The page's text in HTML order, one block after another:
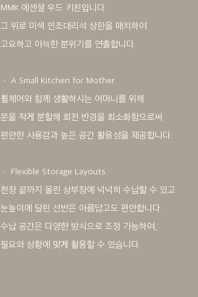
MMK 에센셜 우드 키친입니다.
그 위로 미색 인조대리석 상판을 매치하여
고요하고 아늑한 분위기를 연출합니다.
ㆍ A Small Kitchen for Mother
휠체어와 함께 생활하시는 어머니를 위해
문을 작게 분할해 회전 반경을 최소화함으로써
편안한 사용감과 높은 공간 활용성을 제공합니다.
ㆍ Flexible Storage Layouts
천장 끝까지 올린 상부장에 넉넉히 수납할 수 있고
눈높이에 달린 선반은 아름답고도 편안합니다.
수납 공간은 다양한 방식으로 조정 가능하여,
필요와 상황에 맞게 활용할 수 있습니다.